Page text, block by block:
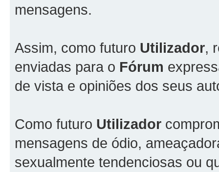
mensagens.
Assim, como futuro Utilizador,
enviadas para o Fórum
de vista e opiniões dos seus
Como futuro Utilizador
mensagens de ódio,
sexualmente tendenciosas ou